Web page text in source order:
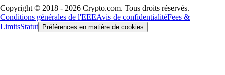
Copyright © 2018 - 2026 Crypto.com. Tous droits réservés.
Conditions générales de l'EEEAvis de confidentialitéFees &
LimitsStatut Préférences en matière de cookies